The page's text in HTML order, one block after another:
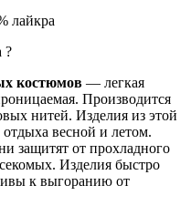
лайкра
?
костюмов — легкая
Производится
нитей. Изделия из этой
весной и летом.
защитят от прохладного
Изделия быстро
к выгоранию от